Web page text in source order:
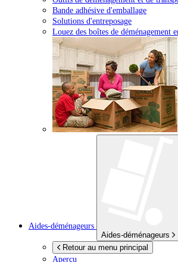
Bande adhésive d'emballage
Solutions d'entreposage
Louez des boîtes de déménagement
Aides-déménageurs
Aides-déménageurs
Retour au menu principal
Aperçu